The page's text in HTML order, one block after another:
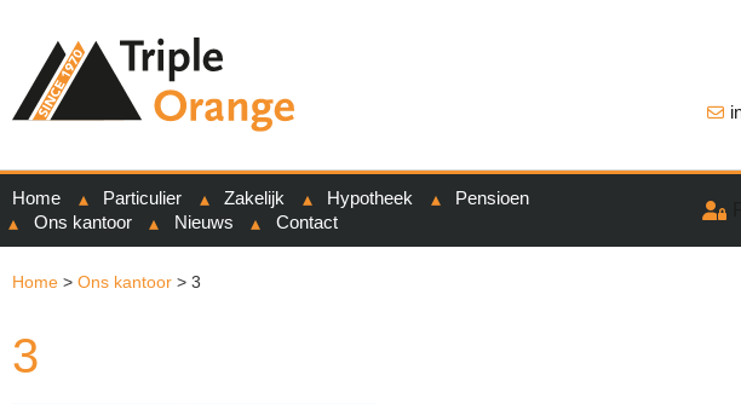
Home Particulier Zakelijk Hypotheek
Pensioen
Ons kantoor
Nieuws Contact
Home > Ons kantoor > 3
3